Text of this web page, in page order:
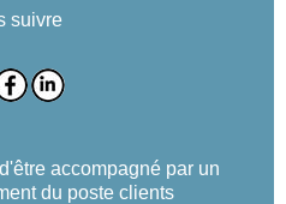
suivre
accompagné par un
du poste clients